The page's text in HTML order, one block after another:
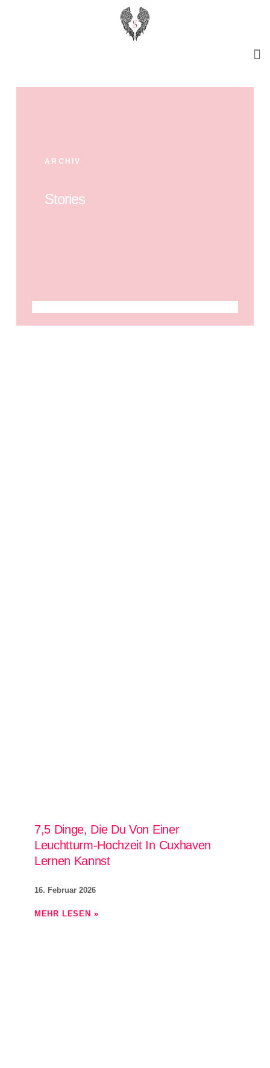
ARCHIV
Stories
7,5 Dinge, Die Du Von Einer
Leuchtturm-Hochzeit In Cuxhaven
Lernen Kannst
16. Februar 2026
MEHR LESEN »